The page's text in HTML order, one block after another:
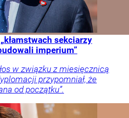
sekciarzy
imperium”
w związku z miesięcznicą
przypomniał, że
od początku”.